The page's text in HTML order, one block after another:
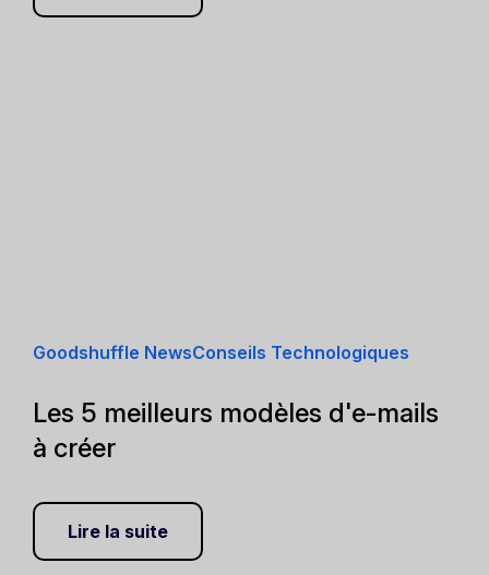
Goodshuffle NewsConseils Technologiques
Les 5 meilleurs modèles d'e-mails
à créer
Lire la suite